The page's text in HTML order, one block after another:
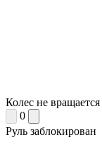
Колес не вращается
0
Руль заблокирован